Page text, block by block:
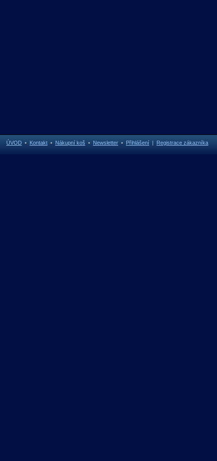
ÚVOD • Kontakt • Nákupní koš • Newsletter • Přihlášení | Registrace zákazníka